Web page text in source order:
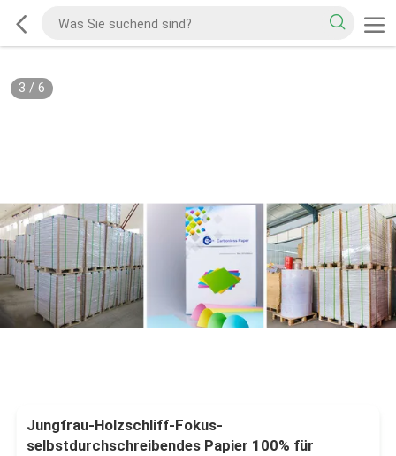
3 / 6
Jungfrau-Holzschliff-Fokus-
selbstdurchschreibendes Papier 100% für